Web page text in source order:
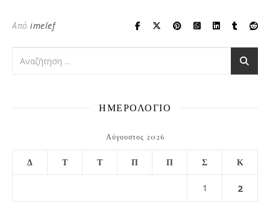
Από imelef
ΗΜΕΡΟΛΟΓΙΟ
Αύγουστος 2026
Δ Τ Τ Π Π Σ Κ
1 2